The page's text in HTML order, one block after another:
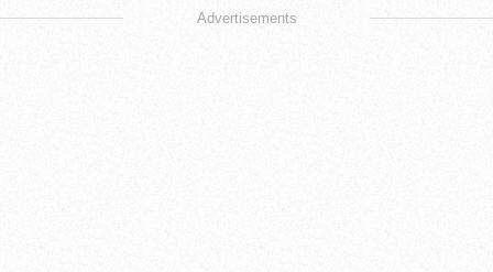
Advertisements